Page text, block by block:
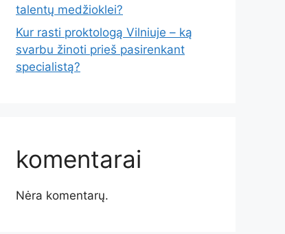
talentų medžioklei?
Kur rasti proktologą Vilniuje – ką
svarbu žinoti prieš pasirenkant
specialistą?
komentarai
Nėra komentarų.